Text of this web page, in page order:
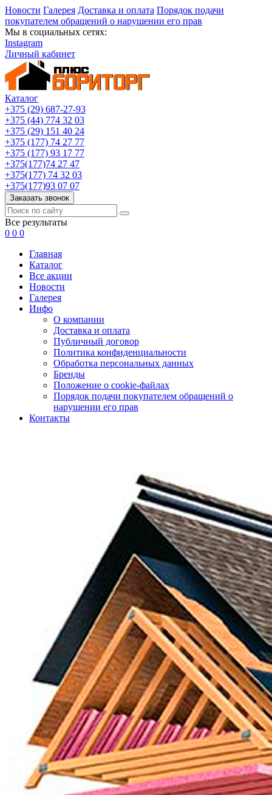
Новости Галерея Доставка и оплата Порядок подачи
покупателем обращений о нарушении его прав
Мы в социальных сетях:
Instagram
Личный кабинет
Каталог
+375 (29) 687-27-93
+375 (44) 774 32 03
+375 (29) 151 40 24
+375 (177) 74 27 77
+375 (177) 93 17 77
+375(177)74 27 47
+375(177) 74 32 03
+375(177)93 07 07
Заказать звонок
Все результаты
0 0 0
Главная
Каталог
Все акции
Новости
Галерея
Инфо
О компании
Доставка и оплата
Публичный договор
Политика конфиденциальности
Обработка персональных данных
Бренды
Положение о cookie-файлах
Порядок подачи покупателем обращений о
нарушении его прав
Контакты